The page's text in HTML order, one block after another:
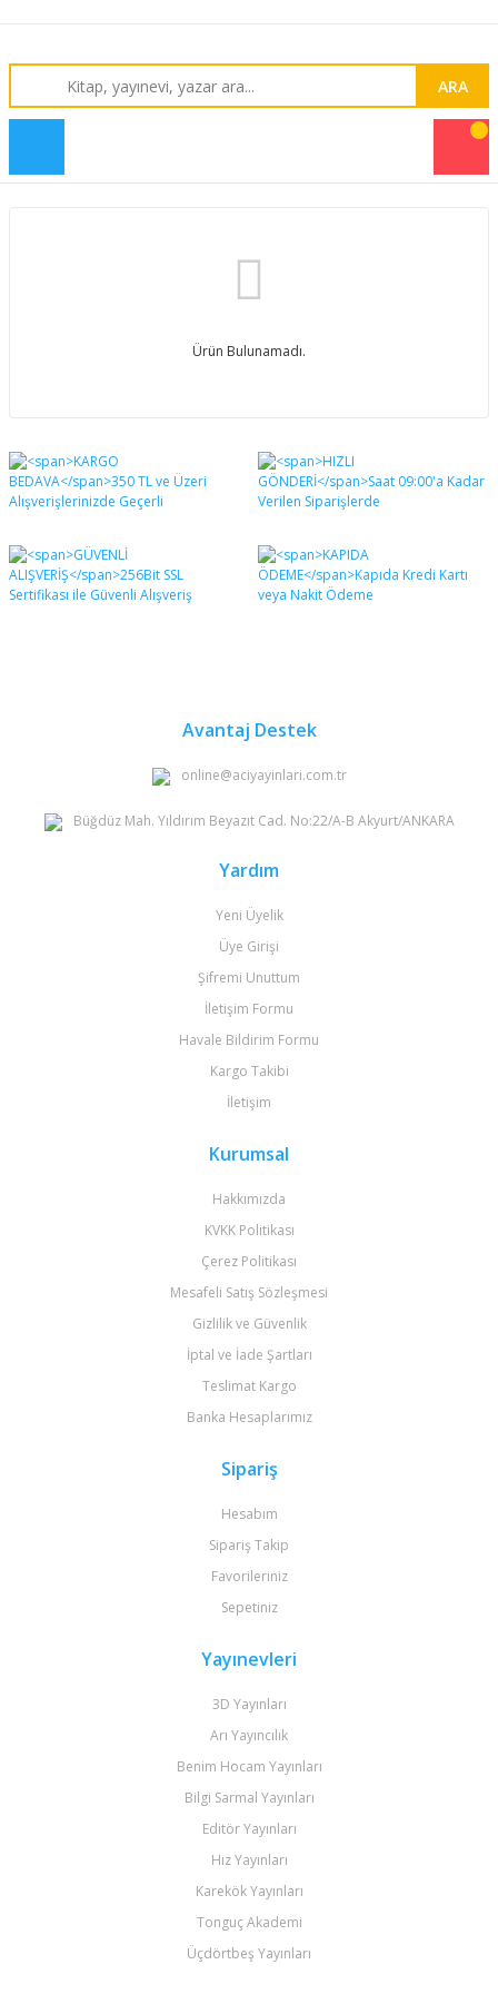
ARA
Ürün Bulunamadı.
Avantaj Destek
online@aciyayinlari.com.tr
Büğdüz Mah. Yıldırım Beyazıt Cad. No:22/A-B Akyurt/ANKARA
Yardım
Yeni Üyelik
Üye Girişi
Şifremi Unuttum
İletişim Formu
Havale Bildirim Formu
Kargo Takibi
İletişim
Kurumsal
Hakkımızda
KVKK Politikası
Çerez Politikası
Mesafeli Satış Sözleşmesi
Gizlilik ve Güvenlik
İptal ve İade Şartları
Teslimat Kargo
Banka Hesaplarımız
Sipariş
Hesabım
Sipariş Takip
Favorileriniz
Sepetiniz
Yayınevleri
3D Yayınları
Arı Yayıncılık
Benim Hocam Yayınları
Bilgi Sarmal Yayınları
Editör Yayınları
Hız Yayınları
Karekök Yayınları
Tonguç Akademi
Üçdörtbeş Yayınları